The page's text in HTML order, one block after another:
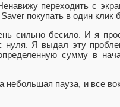
переходить с
покупать в один клик
сильно бесило. И я
нуля. Я выдал эту
сумму в
небольшая пауза, и все